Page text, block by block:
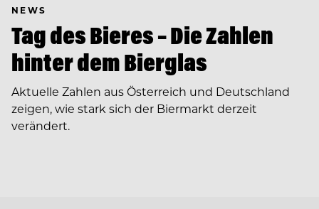
NEWS
Tag des Bieres – Die Zahlen
hinter dem Bierglas
Aktuelle Zahlen aus Österreich und Deutschland
zeigen, wie stark sich der Biermarkt derzeit
verändert.